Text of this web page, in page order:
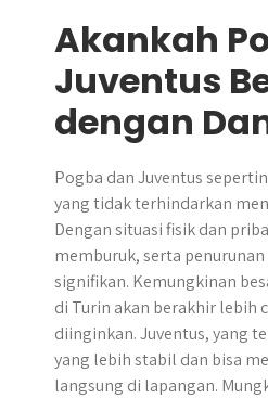
Akankah
Juventus
dengan
Pogba dan Juventus
yang tidak terhindarkan
Dengan situasi fisik dan
memburuk, serta
signifikan. Kemungkinan
di Turin akan berakhir lebih
diinginkan. Juventus, yang
yang lebih stabil dan bisa
langsung di lapangan.